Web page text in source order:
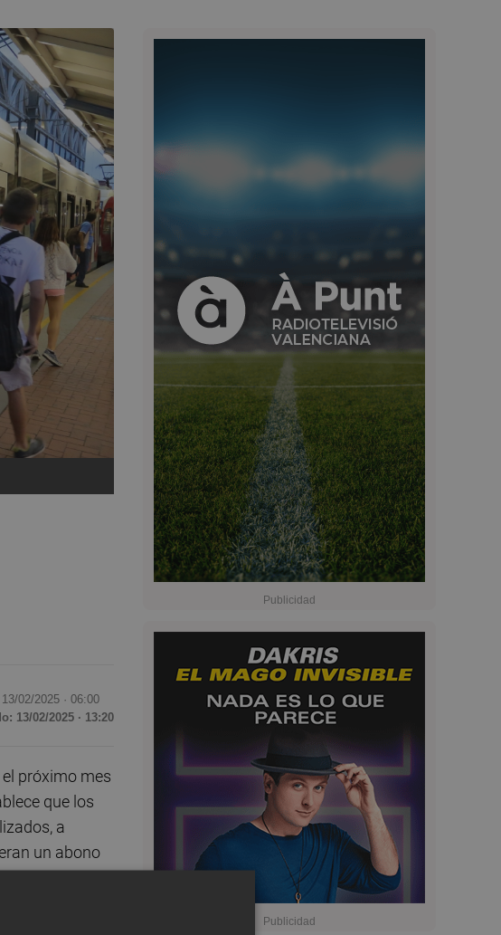
02/2025 · 06:00
13/02/2025 · 13:20
próximo mes
que los
a
un abono
próximo 1 de